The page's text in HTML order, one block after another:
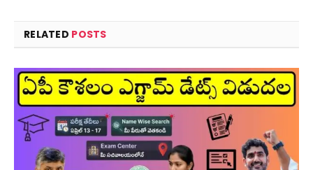
RELATED POSTS